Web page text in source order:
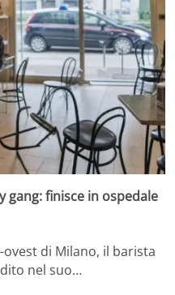
gang: finisce in ospedale
di Milano, il barista
nel suo…